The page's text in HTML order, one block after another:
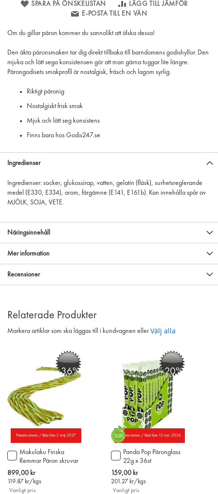
SPARA PÅ ÖNSKELISTAN
LÄGG TILL JÄMFÖR
E-POSTA TILL EN VÄN
Om du gillar päron kommer du sannolikt att älska dessa!
Den äkta päronsmaken tar dig direkt tillbaka till barndomens godishyllor. Den
mjuka och lätt sega konsistensen gör att man gärna tuggar lite längre.
Pärongodisets smakprofil är nostalgisk, fräsch och lagom syrlig.
Riktigt päronig
Nostalgiskt frisk smak
Mjuk och lätt seg konsistens
Finns bara hos Godis247.se
Ingredienser
Ingredienser: socker, glukossirap, vatten, gelatin (fläsk), surhetsreglerande
medel (E330, E334), arom, färgämne (E141, E161b). Kan innehålla spår av
MJÖLK, SOJA, VETE.
Näringsinnehåll
Mer information
Recensioner
Relaterade Produkter
Markera artiklar som ska läggas till i kundvagnen eller Välj alla
-36%
Parasta ennen / Bäst före 2 maj 2027
Makulaku Finska
Remmar Päron skruvar
70cm x 140st
Special
Price
899,00 kr
119.87 kr/kgs
Vanligt pris
Lägg
till
varukorgen
-20%
Parasta ennen / Bäst före 13 nov. 2026
Panda Pop Päronglass
22g x 36st
Special
Price
159,00 kr
201.27 kr/kgs
Vanligt pris
Lägg
till
i
varukorgen